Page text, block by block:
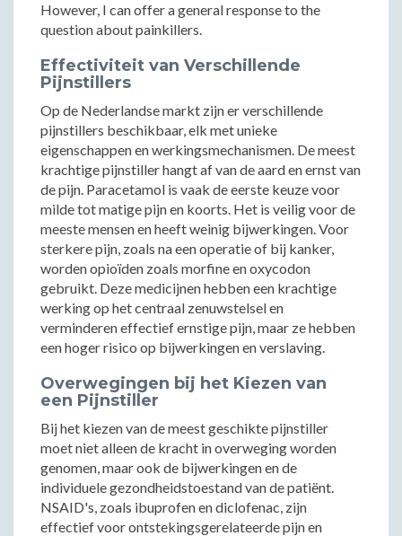
However, I can offer a general response to the
question about painkillers.
Effectiviteit van Verschillende
Pijnstillers
Op de Nederlandse markt zijn er verschillende
pijnstillers beschikbaar, elk met unieke
eigenschappen en werkingsmechanismen. De meest
krachtige pijnstiller hangt af van de aard en ernst van
de pijn. Paracetamol is vaak de eerste keuze voor
milde tot matige pijn en koorts. Het is veilig voor de
meeste mensen en heeft weinig bijwerkingen. Voor
sterkere pijn, zoals na een operatie of bij kanker,
worden opioïden zoals morfine en oxycodon
gebruikt. Deze medicijnen hebben een krachtige
werking op het centraal zenuwstelsel en
verminderen effectief ernstige pijn, maar ze hebben
een hoger risico op bijwerkingen en verslaving.
Overwegingen bij het Kiezen van
een Pijnstiller
Bij het kiezen van de meest geschikte pijnstiller
moet niet alleen de kracht in overweging worden
genomen, maar ook de bijwerkingen en de
individuele gezondheidstoestand van de patiënt.
NSAID's, zoals ibuprofen en diclofenac, zijn
effectief voor ontstekingsgerelateerde pijn en